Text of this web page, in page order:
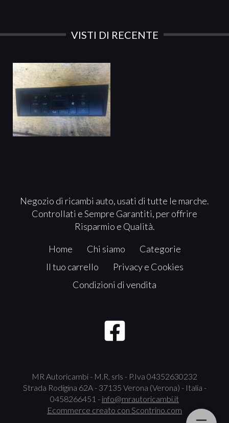
VISTI DI RECENTE
Negozio di ricambi auto, usati di tutte le marche.
Controllati e Sempre Garantiti, per offrire
Risparmio e Qualità.
Home Chi siamo
Categorie
Il tuo carrello
Privacy e Cookies
Condizioni di vendita
MR Autoricambi - M.R. srls - P.Iva 04352630232
Strada Rodigina 62A - 37135 Verona (Verona) - Italia -
0458266451 - info@mrautoricambi.it
Ecommerce creato con Scontrino.com